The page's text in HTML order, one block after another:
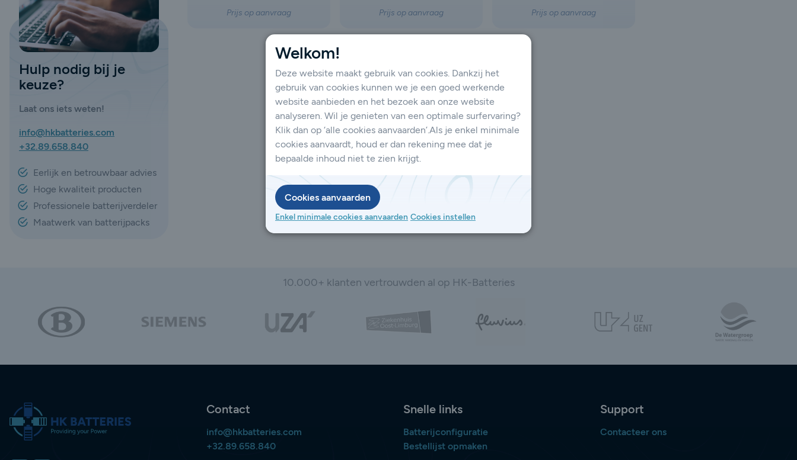
Prijs op aanvraag
Prijs op aanvraag
Prijs op aanvraag
Hulp nodig bij je
keuze?
Laat ons iets weten!
info@hkbatteries.com
+32.89.658.840
Eerlijk en betrouwbaar advies
Hoge kwaliteit producten
Professionele batterijverdeler
Maatwerk van batterijpacks
10.000+ klanten vertrouwden al op HK-Batteries
Contact
info@hkbatteries.com
+32.89.658.840
Snelle links
Batterijconfiguratie
Bestellijst opmaken
Support
Contacteer ons
Welkom!
Deze website maakt gebruik van cookies. Dankzij het
gebruik van cookies kunnen we je een goed werkende
website aanbieden en het bezoek aan onze website
analyseren. Wil je genieten van een optimale surfervaring?
Klik dan op ‘alle cookies aanvaarden’.Als je enkel minimale
cookies aanvaardt, houd er dan rekening mee dat je
bepaalde inhoud niet te zien krijgt.
Cookies aanvaarden
Enkel minimale cookies aanvaarden Cookies instellen